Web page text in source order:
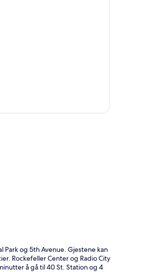
Park og 5th Avenue. Gjestene kan
Rockefeller Center og Radio City
å gå til 40 St. Station og 4